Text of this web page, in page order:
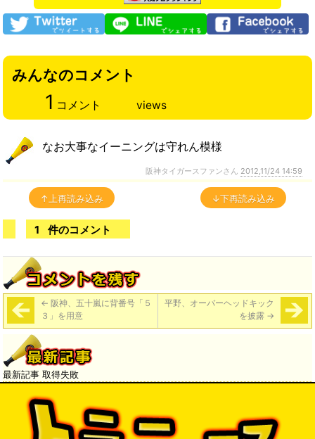
みんなのコメント
1 コメント views
なお大事なイーニングは守れん模様
阪神タイガースファンさん 2012,11/24 14:59
↑上再読み込み ↓下再読み込み
1 件のコメント
← 阪神、五十嵐に背番号「５
３」を用意
平野、オーバーヘッドキック
を披露 →
最新記事 取得失敗